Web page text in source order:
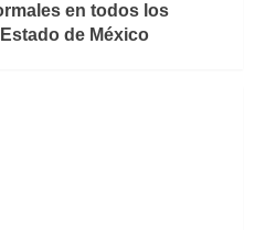
en todos los
de México